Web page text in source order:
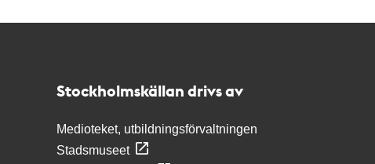
Stockholmskällan drivs av
Medioteket, utbildningsförvaltningen
Stadsmuseet